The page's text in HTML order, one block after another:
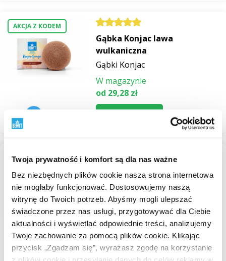
Twoja prywatność i komfort są dla nas ważne
Bez niezbędnych plików cookie nasza strona internetowa
nie mogłaby funkcjonować. Dostosowujemy naszą
witrynę do Twoich potrzeb. Abyśmy mogli ulepszać
świadczone przez nas usługi, przygotowywać dla Ciebie
aktualności i wyświetlać odpowiednie treści, analizujemy
Twoje zachowanie za pomocą plików cookie. Klikając
przycisk „Zgadzam się”, wyrażasz zgodę na korzystanie
AKCJA Z KODEM
Gąbka Konjac lawa
wulkaniczna
Gąbki Konjac
W magazynie
od 29,28 zł
AKCJA Z KODEM
Gąbka Konjac węgiel
bambusowy
Gąbki Konjac
W magazynie
od 25,50 zł
Przeglądaj